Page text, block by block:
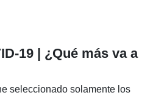
19 | ¿Qué más va a
seleccionado solamente los